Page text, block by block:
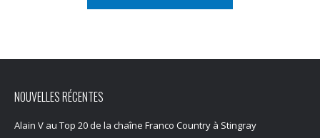
NOUVELLES RÉCENTES
Alain V au Top 20 de la chaîne Franco Country à Stingray